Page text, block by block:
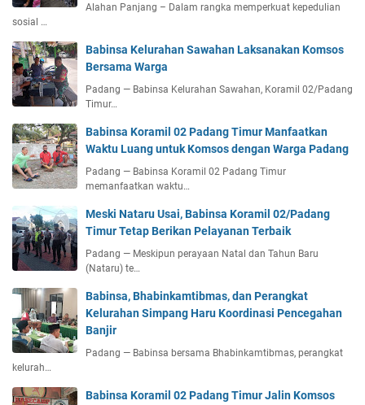
Alahan Panjang – Dalam rangka memperkuat kepedulian
sosial …
Babinsa Kelurahan Sawahan Laksanakan Komsos
Bersama Warga
Padang — Babinsa Kelurahan Sawahan, Koramil 02/Padang
Timur…
Babinsa Koramil 02 Padang Timur Manfaatkan
Waktu Luang untuk Komsos dengan Warga Padang
Padang — Babinsa Koramil 02 Padang Timur
memanfaatkan waktu…
Meski Nataru Usai, Babinsa Koramil 02/Padang
Timur Tetap Berikan Pelayanan Terbaik
Padang — Meskipun perayaan Natal dan Tahun Baru
(Nataru) te…
Babinsa, Bhabinkamtibmas, dan Perangkat
Kelurahan Simpang Haru Koordinasi Pencegahan
Banjir
Padang — Babinsa bersama Bhabinkamtibmas, perangkat
kelurah…
Babinsa Koramil 02 Padang Timur Jalin Komsos